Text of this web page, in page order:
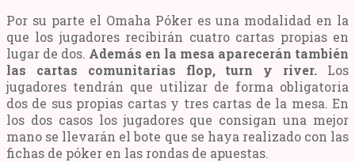
Por su parte el Omaha Póker es una modalidad en la
que los jugadores recibirán cuatro cartas propias en
lugar de dos. Además en la mesa aparecerán también
las cartas comunitarias flop, turn y river. Los
jugadores tendrán que utilizar de forma obligatoria
dos de sus propias cartas y tres cartas de la mesa. En
los dos casos los jugadores que consigan una mejor
mano se llevarán el bote que se haya realizado con las
fichas de póker en las rondas de apuestas.